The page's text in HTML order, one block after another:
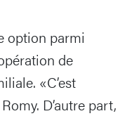
option parmi
de
«C’est
D’autre part,